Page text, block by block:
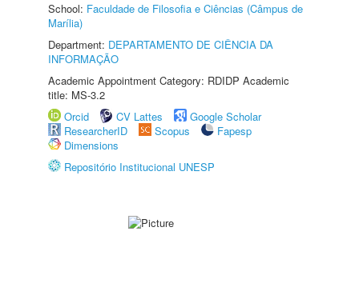
School: Faculdade de Filosofia e Ciências (Câmpus de
Marília)
Department: DEPARTAMENTO DE CIÊNCIA DA
INFORMAÇÃO
Academic Appointment Category: RDIDP Academic
title: MS-3.2
Orcid
CV Lattes
Google Scholar
ResearcherID
Scopus
Fapesp
Dimensions
Repositório Institucional UNESP